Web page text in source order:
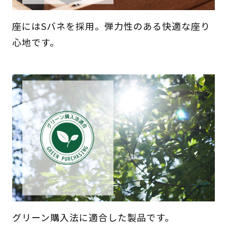
座にはSバネを採用。弾力性のある快適な座り
心地です。
グリーン購入法に適合した製品です。